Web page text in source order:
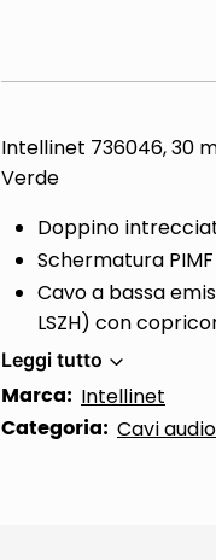
Intellinet 736046, 30
Verde
Doppino
Schermatura
Cavo a bassa
LSZH) con
Leggi tutto
Marca: Intellinet
Categoria: Cavi